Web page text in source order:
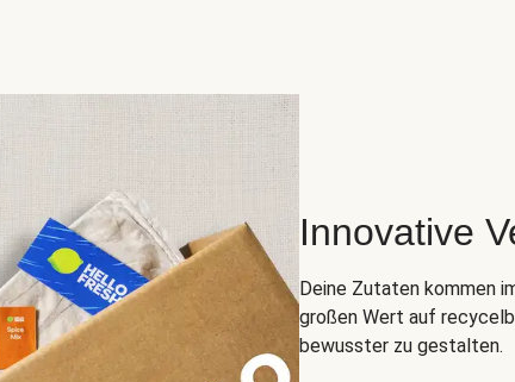
Innovative
Deine Zutaten kommen
großen Wert auf
bewusster zu gestalten.